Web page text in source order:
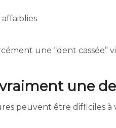
une “dent cassée”
une
peuvent être difficiles